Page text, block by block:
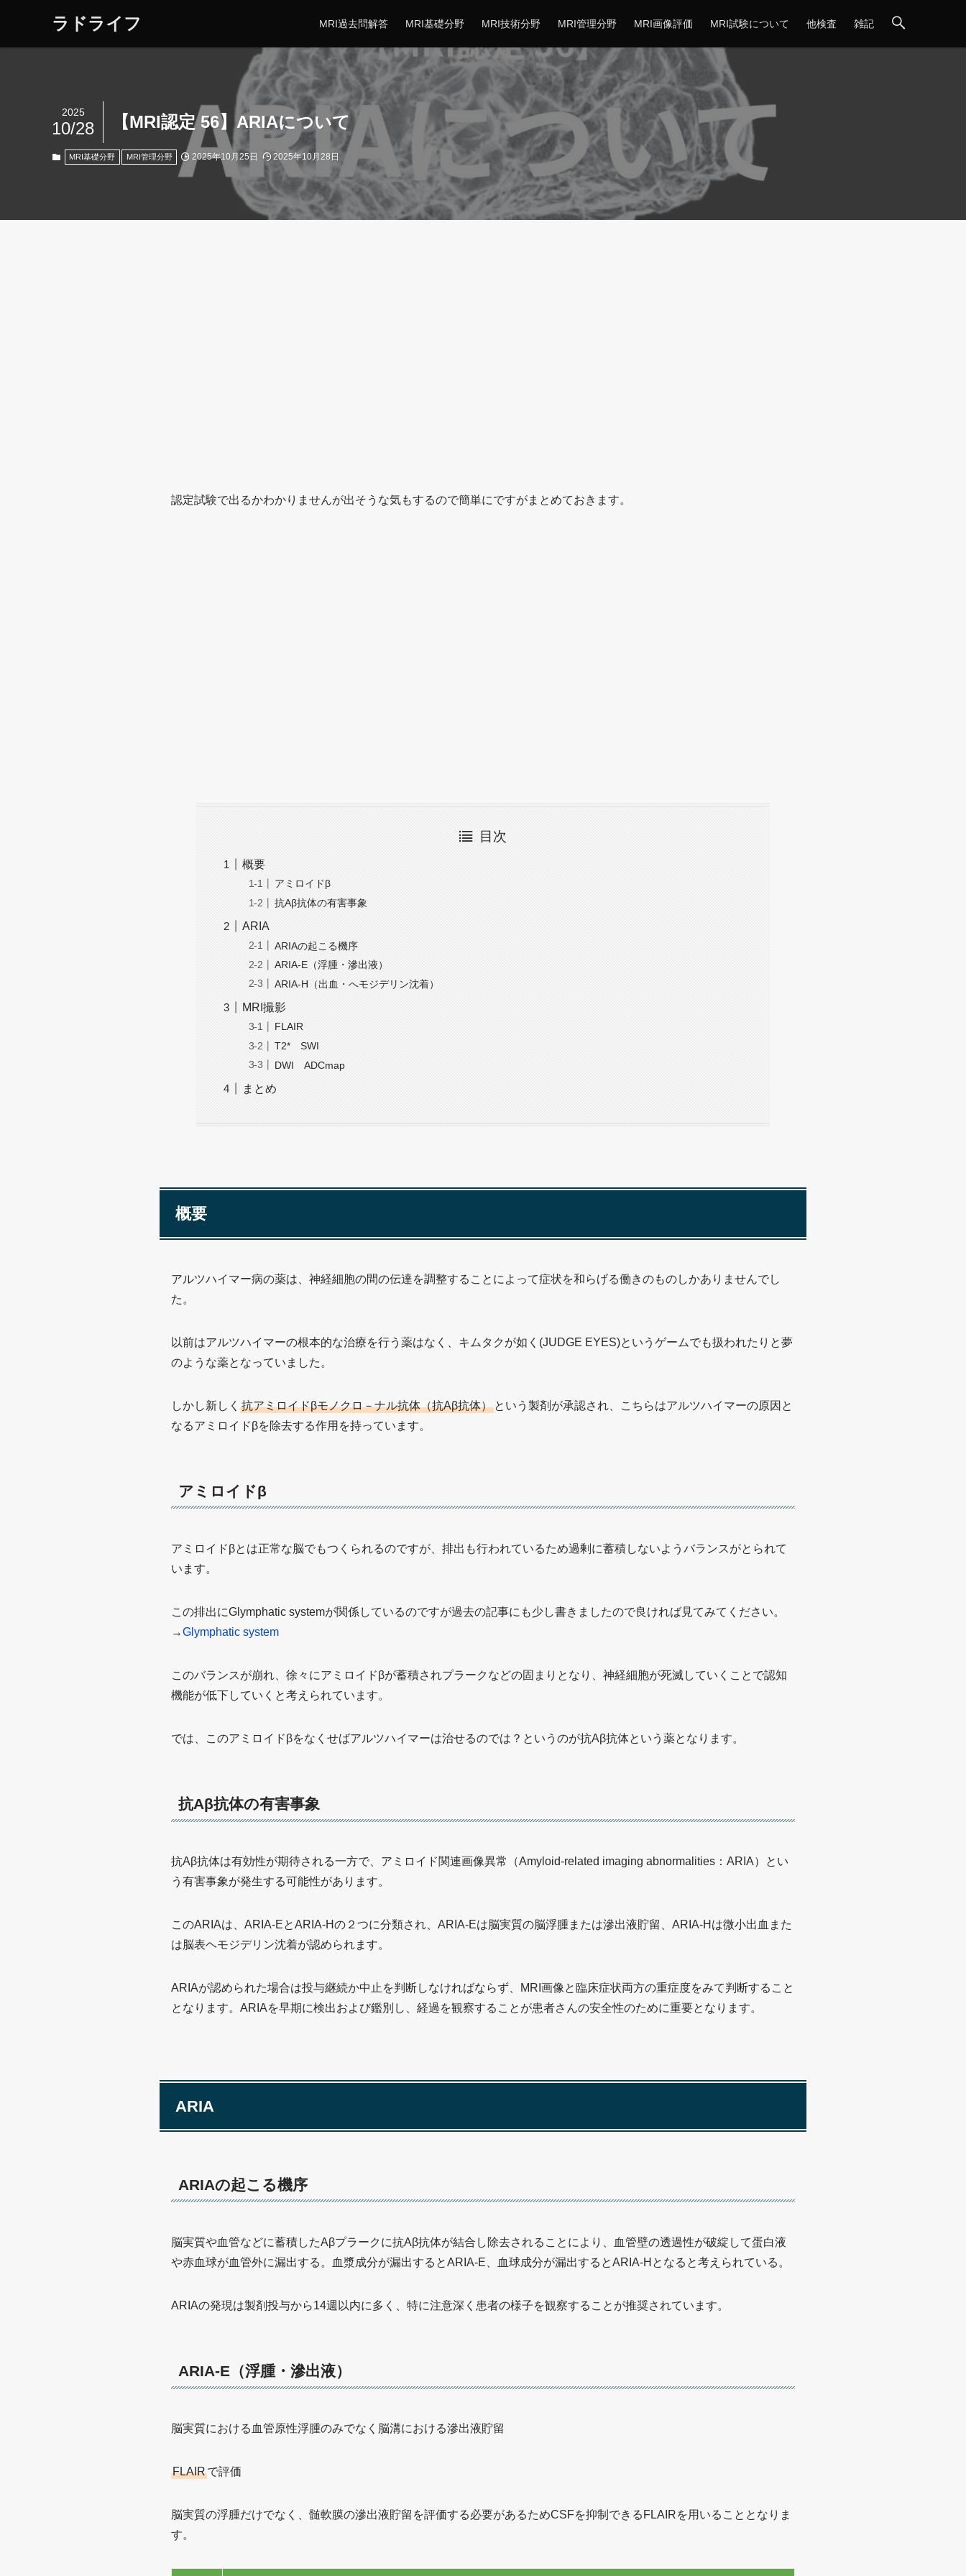
ラドライフ MRI過去問解答 MRI基礎分野 MRI技術分野 MRI管理分野 MRI画像評価 MRI試験について 他検査 雑記
【MRI認定 56】ARIAについて
2025
10/28
MRI基礎分野 MRI管理分野 2025年10月25日 2025年10月28日
認定試験で出るかわかりませんが出そうな気もするので簡単にですがまとめておきます。
目次
概要
アミロイドβ
抗Aβ抗体の有害事象
ARIA
ARIAの起こる機序
ARIA-E（浮腫・滲出液）
ARIA-H（出血・へモジデリン沈着）
MRI撮影
FLAIR
T2* SWI
DWI ADCmap
まとめ
概要
アルツハイマー病の薬は、神経細胞の間の伝達を調整することによって症状を和らげる働きのものしかありませんでし
た。
以前はアルツハイマーの根本的な治療を行う薬はなく、キムタクが如く(JUDGE EYES)というゲームでも扱われたりと夢
のような薬となっていました。
しかし新しく 抗アミロイドβモノクロ－ナル抗体（抗Aβ抗体） という製剤が承認され、こちらはアルツハイマーの原因と
なるアミロイドβを除去する作用を持っています。
アミロイドβ
アミロイドβとは正常な脳でもつくられるのですが、排出も行われているため過剰に蓄積しないようバランスがとられて
います。
この排出にGlymphatic systemが関係しているのですが過去の記事にも少し書きましたので良ければ見てみてください。
→Glymphatic system
このバランスが崩れ、徐々にアミロイドβが蓄積されプラークなどの固まりとなり、神経細胞が死滅していくことで認知
機能が低下していくと考えられています。
では、このアミロイドβをなくせばアルツハイマーは治せるのでは？というのが抗Aβ抗体という薬となります。
抗Aβ抗体の有害事象
抗Aβ抗体は有効性が期待される一方で、アミロイド関連画像異常（Amyloid-related imaging abnormalities：ARIA）とい
う有害事象が発生する可能性があります。
このARIAは、ARIA-EとARIA-Hの２つに分類され、ARIA-Eは脳実質の脳浮腫または滲出液貯留、ARIA-Hは微小出血また
は脳表ヘモジデリン沈着が認められます。
ARIAが認められた場合は投与継続か中止を判断しなければならず、MRI画像と臨床症状両方の重症度をみて判断すること
となります。ARIAを早期に検出および鑑別し、経過を観察することが患者さんの安全性のために重要となります。
ARIA
ARIAの起こる機序
脳実質や血管などに蓄積したAβプラークに抗Aβ抗体が結合し除去されることにより、血管壁の透過性が破綻して蛋白液
や赤血球が血管外に漏出する。血漿成分が漏出するとARIA-E、血球成分が漏出するとARIA-Hとなると考えられている。
ARIAの発現は製剤投与から14週以内に多く、特に注意深く患者の様子を観察することが推奨されています。
ARIA-E（浮腫・滲出液）
脳実質における血管原性浮腫のみでなく脳溝における滲出液貯留
FLAIRで評価
脳実質の浮腫だけでなく、髄軟膜の滲出液貯留を評価する必要があるためCSFを抑制できるFLAIRを用いることとなりま
す。